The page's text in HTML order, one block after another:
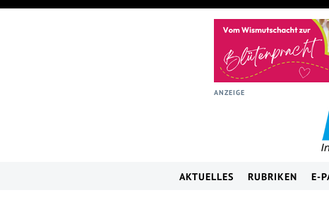
ANZEIGE
AKTUELLES RUBRIKEN E-